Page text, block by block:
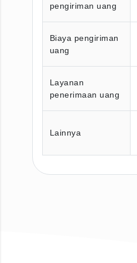
pengiriman uang
Biaya pengiriman
uang
Layanan
penerimaan uang
Lainnya